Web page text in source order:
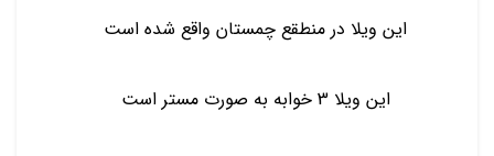
این ویلا در منطقع چمستان واقع شده است
این ویلا 3 خوابه به صورت مستر است